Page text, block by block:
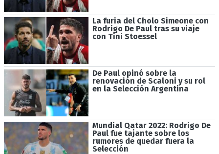
La furia del Cholo Simeone con
Rodrigo De Paul tras su viaje
con Tini Stoessel
De Paul opinó sobre la
renovación de Scaloni y su rol
en la Selección Argentina
Mundial Qatar 2022: Rodrigo De
Paul fue tajante sobre los
rumores de quedar fuera la
Selección